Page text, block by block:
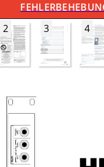
2 3 4





